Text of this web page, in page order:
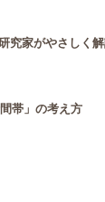
究家がやさしく
帯」の考え方